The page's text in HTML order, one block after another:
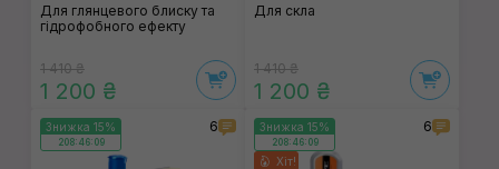
Для глянцевого блиску та
гідрофобного ефекту
1 410 ₴
1 200 ₴
Для скла
1 410 ₴
1 200 ₴
Знижка 15%
208:46:08
6 Знижка 15%
208:46:08
Хіт!
6